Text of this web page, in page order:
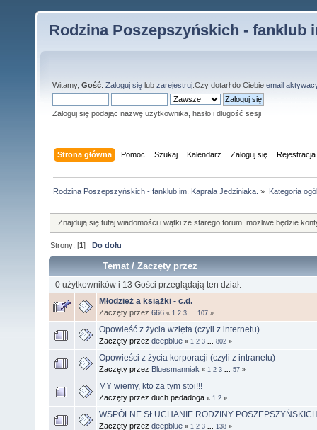
Rodzina Poszepszyńskich - fanklub
Witamy, Gość Zaloguj się lub zarejestruj .Czy dotarł do Ciebie email
Zaloguj się podając nazwę użytkownika, hasło i długość sesji
Strona główna Pomoc Szukaj Kalendarz Zaloguj się Rejestracja
Rodzina Poszepszyńskich - fanklub im. Kaprala Jedziniaka. » Kategoria
Znajdują się tutaj wiadomości i wątki ze starego forum. możliwe będzie
Strony: [1]Do dołu
Temat /Zaczęty przez
0 użytkowników i 13 Gości przeglądają ten dział.
Młodzież a książki - c.d.
Zaczęty przez 666 « 1 2 3 107 »
Opowieść z życia wzięta (czyli z internetu)
Zaczęty przez deepblue « 1 2 3 802 »
Opowieści z życia korporacji (czyli z intranetu)
Zaczęty przez Bluesmanniak « 1 2 3 57 »
MY wiemy, kto za tym stoi!!!
Zaczęty przez duch pedadoga « 1 2 »
WSPÓLNE SŁUCHANIE RODZINY
Zaczęty przez deepblue « 1 2 3 138 »